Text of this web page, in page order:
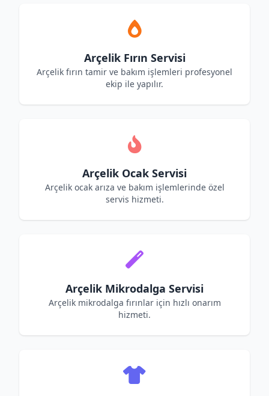
Arçelik Fırın Servisi
Arçelik fırın tamir ve bakım işlemleri profesyonel
ekip ile yapılır.
Arçelik Ocak Servisi
Arçelik ocak arıza ve bakım işlemlerinde özel
servis hizmeti.
Arçelik Mikrodalga Servisi
Arçelik mikrodalga fırınlar için hızlı onarım
hizmeti.